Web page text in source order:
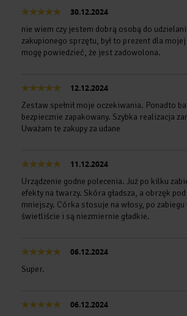
30.12.2024
nie wiem czy jestem dobrą osobą do
zakupionego sprzętu, był to prezent dla mojej
mogę powiedzieć, że jest zadowolona.
12.12.2024
Zestaw spełnił moje oczekiwania. Ponadto
bezpiecznie zapakowany. Szybka realizacja
Uważam te zakupy za udane
11.12.2024
Urządzenie godne polecenia. Już po kilku
efekty na twarzy. Skóra gładsza, a obrzęk
mniejszy. Córka stosuje na włosy, po
świetliście i są niezmiernie gładkie.
06.12.2024
Super.
06.12.2024